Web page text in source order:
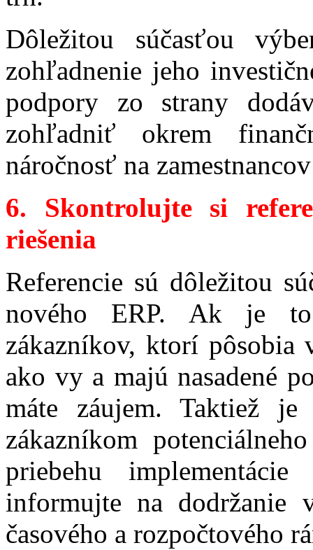
Dôležitou súčasťou
zohľadnenie jeho
podpory zo strany
zohľadniť okrem
náročnosť na
6. Skontrolujte si
riešenia
Referencie sú dôležitou
nového ERP. Ak je to
zákazníkov, ktorí pôsobia
ako vy a majú nasadené
máte záujem. Taktiež je
zákazníkom
priebehu
informujte na dodržanie
časového a rozpočtového